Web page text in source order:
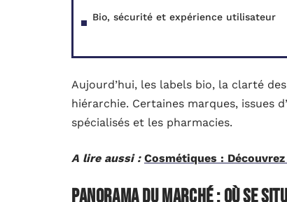
Bio, sécurité et expérience utilisateur
Aujourd’hui, les labels bio, la clarté
hiérarchie. Certaines marques, issues
spécialisés et les pharmacies.
A lire aussi : Cosmétiques :
Panorama du marché : où se